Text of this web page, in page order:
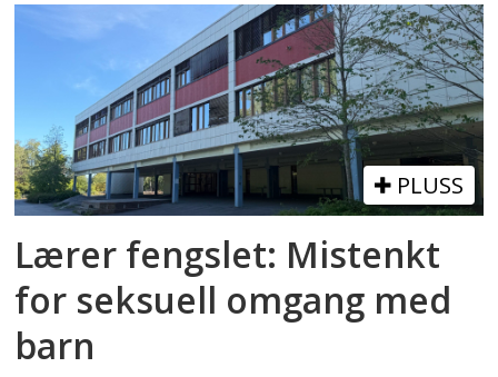
PLUSS
Lærer fengslet: Mistenkt
for seksuell omgang med
barn